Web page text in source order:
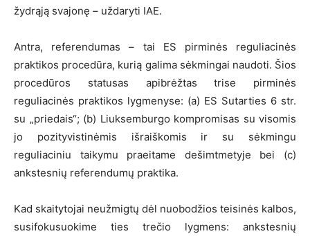
žydrąją svajonę – uždaryti IAE.
Antra, referendumas – tai ES pirminės reguliacinės
praktikos procedūra, kurią galima sėkmingai naudoti. Šios
procedūros statusas apibrėžtas trise pirminės
reguliacinės praktikos lygmenyse: (a) ES Sutarties 6 str.
su „priedais“; (b) Liuksemburgo kompromisas su visomis
jo pozityvistinėmis išraiškomis ir su sėkmingu
reguliaciniu taikymu praeitame dešimtmetyje bei (c)
ankstesnių referendumų praktika.
Kad skaitytojai neužmigtų dėl nuobodžios teisinės kalbos,
susifokusuokime ties trečio lygmens: ankstesnių